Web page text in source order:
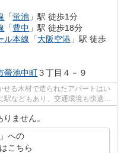
「蛍池 」駅 徒歩1分
「豊中 」駅 徒歩18分
ル本線 「大阪空港 」駅 徒歩
螢池中町３丁目４－９
せる木材で造られたアパートはい
駅などもあり、交通環境も快適で
ません。
への
こちら